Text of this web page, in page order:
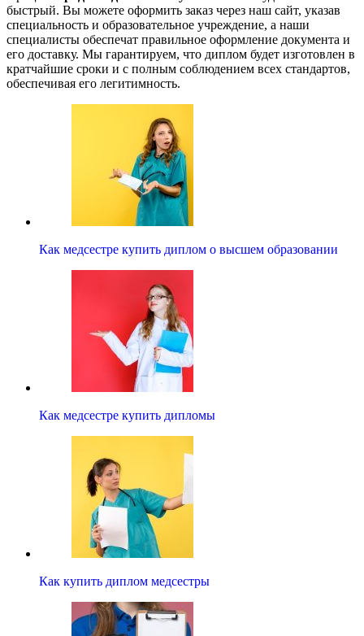
быстрый. Вы можете оформить заказ через наш сайт, указав
специальность и образовательное учреждение, а наши
специалисты обеспечат правильное оформление документа и
его доставку. Мы гарантируем, что диплом будет изготовлен в
кратчайшие сроки и с полным соблюдением всех стандартов,
обеспечивая его легитимность.
Как медсестре купить диплом о высшем образовании
Как медсестре купить дипломы
Как купить диплом медсестры